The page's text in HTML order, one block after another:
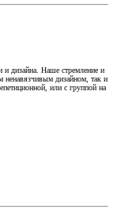
и дизайна. Наше стремление и
ненавязчивым дизайном, так и
или с группой на